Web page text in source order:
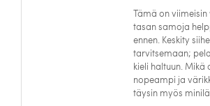
Tämä on viimeisin
tasan samoja
ennen. Keskity
tarvitsemaan;
kieli haltuun. Mikä
nopeampi ja
täysin myös